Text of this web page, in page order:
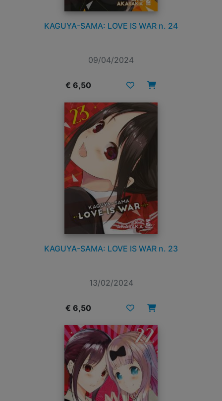
KAGUYA-SAMA: LOVE IS WAR n. 24
09/04/2024
€ 6,50
KAGUYA-SAMA: LOVE IS WAR n. 23
13/02/2024
€ 6,50